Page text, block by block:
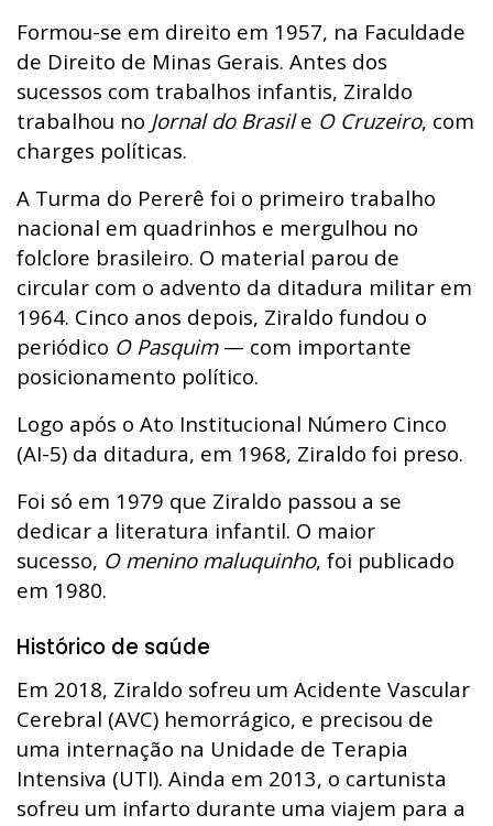
Formou-se em direito em 1957, na Faculdade
de Direito de Minas Gerais. Antes dos
sucessos com trabalhos infantis, Ziraldo
trabalhou no Jornal do Brasile O Cruzeiro, com
charges políticas.
A Turma do Pererê foi o primeiro trabalho
nacional em quadrinhos e mergulhou no
folclore brasileiro. O material parou de
circular com o advento da ditadura militar em
1964. Cinco anos depois, Ziraldo fundou o
periódico O Pasquim— com importante
posicionamento político.
Logo após o Ato Institucional Número Cinco
(AI-5) da ditadura, em 1968, Ziraldo foi preso.
Foi só em 1979 que Ziraldo passou a se
dedicar a literatura infantil. O maior
sucesso, O menino maluquinho, foi publicado
em 1980.
Histórico de saúde
Em 2018, Ziraldo sofreu um Acidente Vascular
Cerebral (AVC) hemorrágico, e precisou de
uma internação na Unidade de Terapia
Intensiva (UTI). Ainda em 2013, o cartunista
sofreu um infarto durante uma viajem para a